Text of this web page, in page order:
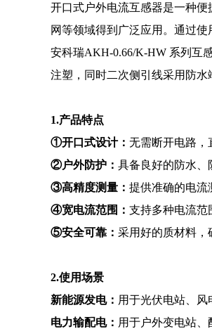
开口式户外电流互感器是一种
网等领域得到广泛应用。通过
安科瑞AKH-0.66/K-HW 系列互
注塑，同时二次侧引线采用防水
1.产品特点
①开口式设计： 无需断开电路，
②户外防护： 具备良好的防水、
③高精度测量： 提供准确的电流
④宽电流范围： 支持多种电流范
⑤安全可靠： 采用好的质材料，
2.使用场景
新能源发电： 用于光伏电站、风
电力输配电： 用于户外变电站